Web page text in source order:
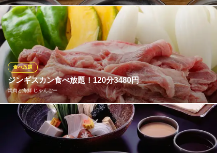
高級ラム「サフォーククロスラム」も！『4種のジンギスカン食べ
放題コース』4678円！＋2750円でサッポロクラシック生も飲み放
題に♪
炭火網焼 ジンギスカン 狸小路やまごや
炭火焼肉
札幌市営地下鉄南北線すすきの駅 徒歩3分
北海道札幌市中央区南2条西2-7 サッポロビルB1
ジンギスカン食べ放題！120分3480円
焼肉と海鮮 じゃんごー
食べ放題
七輪で焼くジンギスカンを是非ご堪能ください！120分の食べ放題
は3480円 食べ放題と飲み放題のセットは4500円とリーズナブル
にジンギスカンを味わえる。人気のテラス席でいかがですか？